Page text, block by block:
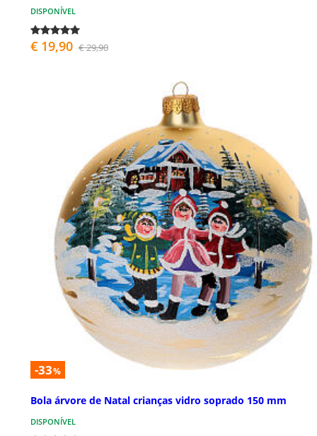
DISPONÍVEL
€ 19,90 € 29,90
-33%
Bola árvore de Natal crianças vidro soprado 150 mm
DISPONÍVEL